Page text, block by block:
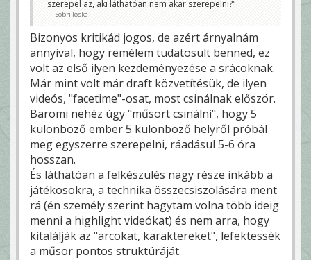
szerepel az, aki láthatóan nem akar szerepelni?"
Sobri Jóska
Bizonyos kritikád jogos, de azért árnyalnám
annyival, hogy remélem tudatosult benned, ez
volt az első ilyen kezdeményezése a srácoknak.
Már mint volt már draft közvetítésük, de ilyen
videós, "facetime"-osat, most csinálnak először.
Baromi nehéz úgy "műsort csinálni", hogy 5
különböző ember 5 különböző helyről próbál
meg egyszerre szerepelni, ráadásul 5-6 óra
hosszan.
És láthatóan a felkészülés nagy része inkább a
játékosokra, a technika összecsiszolására ment
rá (én személy szerint hagytam volna több ideig
menni a highlight videókat) és nem arra, hogy
kitalálják az "arcokat, karaktereket", lefektessék
a műsor pontos struktúráját.